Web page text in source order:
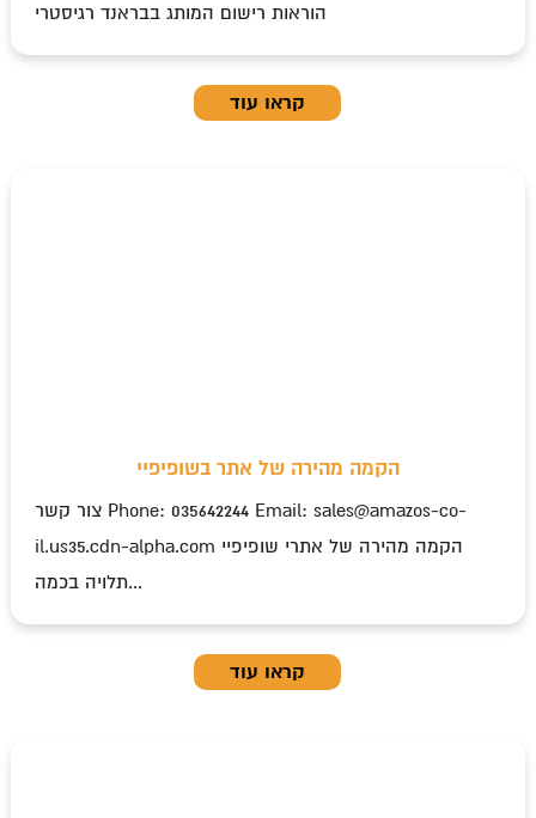
הוראות רישום המותג בבראנד רגיסטרי
קראו עוד
הקמה מהירה של אתר בשופיפיי
צור קשר Phone: 035642244 Email: sales@amazos-co-
il.us35.cdn-alpha.com הקמה מהירה של אתרי שופיפיי
תלויה בכמה...
קראו עוד